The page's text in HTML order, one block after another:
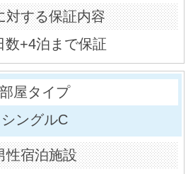
数+4泊まで保証
シングルC